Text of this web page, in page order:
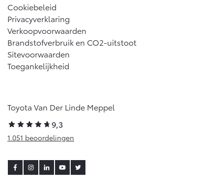
Cookiebeleid
Privacyverklaring
Verkoopvoorwaarden
Brandstofverbruik en CO2-uitstoot
Sitevoorwaarden
Toegankelijkheid
Toyota Van Der Linde Meppel
9,3
1.051 beoordelingen